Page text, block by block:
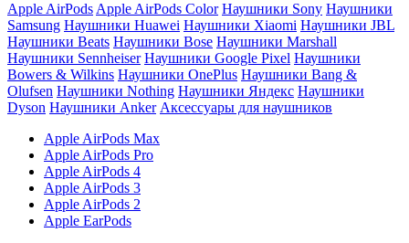
Apple AirPods Apple AirPods Color Наушники Sony Наушники
Samsung Наушники Huawei Наушники Xiaomi Наушники JBL
Наушники Beats Наушники Bose Наушники Marshall
Наушники Sennheiser Наушники Google Pixel Наушники
Bowers & Wilkins Наушники OnePlus Наушники Bang &
Olufsen Наушники Nothing Наушники Яндекс Наушники
Dyson Наушники Anker Аксессуары для наушников
Apple AirPods Max
Apple AirPods Pro
Apple AirPods 4
Apple AirPods 3
Apple AirPods 2
Apple EarPods